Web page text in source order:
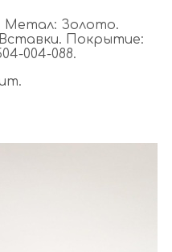
Метал: Золото.
Покрытие:
004-088.